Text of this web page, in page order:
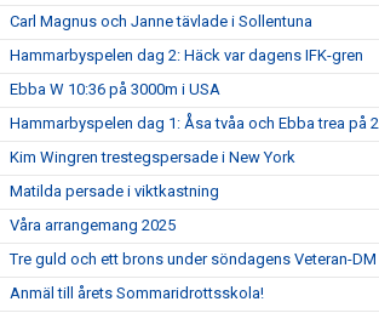
Carl Magnus och Janne tävlade i Sollentuna
Hammarbyspelen dag 2: Häck var dagens IFK-gren
Ebba W 10:36 på 3000m i USA
Hammarbyspelen dag 1: Åsa tvåa och Ebba trea på
Kim Wingren trestegspersade i New York
Matilda persade i viktkastning
Våra arrangemang 2025
Tre guld och ett brons under söndagens Veteran-DM
Anmäl till årets Sommaridrottsskola!